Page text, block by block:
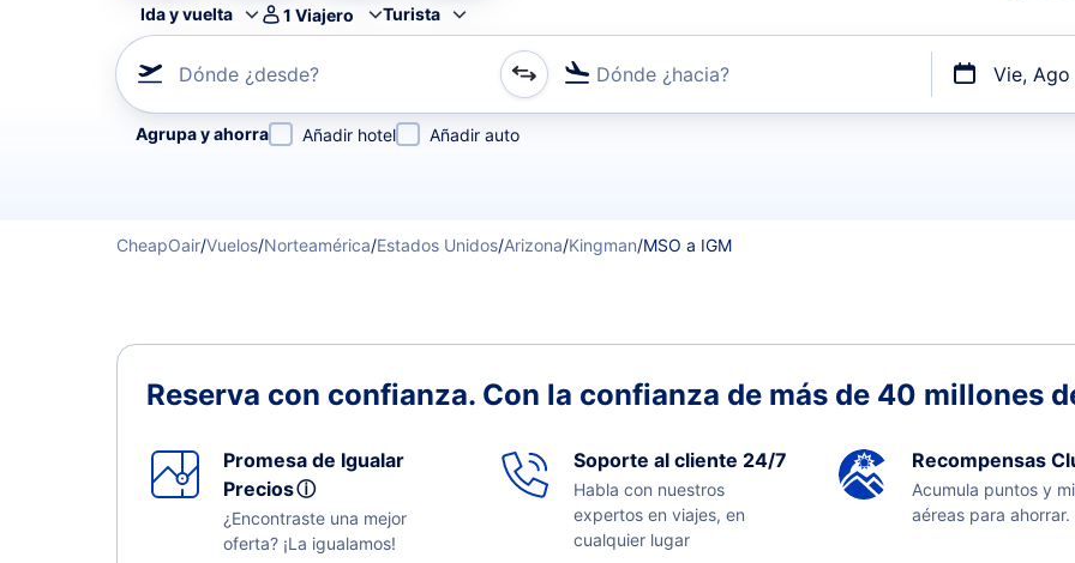
Ida y vuelta 1 Viajero Turista
Dónde ¿desde? Dónde ¿hacia? Vie, Ago
Refina tu búsqueda por aerolínea, por ciudad o aeropuerto o por vuelos directos
Agrupa y ahorra Añadir hotel Añadir auto
CheapOair/Vuelos/Norteamérica/Estados Unidos/Arizona/Kingman/MSO a IGM
Reserva con confianza. Con la confianza de más de 40 millones
Promesa de Igualar
Preciosⓘ
¿Encontraste una mejor
oferta? ¡La igualamos!
Soporte al cliente 24/7
Habla con nuestros
expertos en viajes, en
cualquier lugar
Recompensas
Acumula puntos y
aéreas para ahorrar.